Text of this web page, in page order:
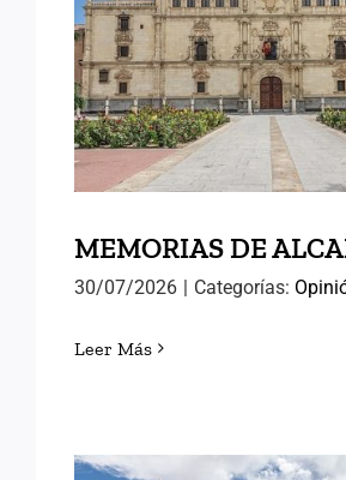
MEMORIAS DE
MEMORIAS DE
30/07/2026 | Categorías:
Leer Más